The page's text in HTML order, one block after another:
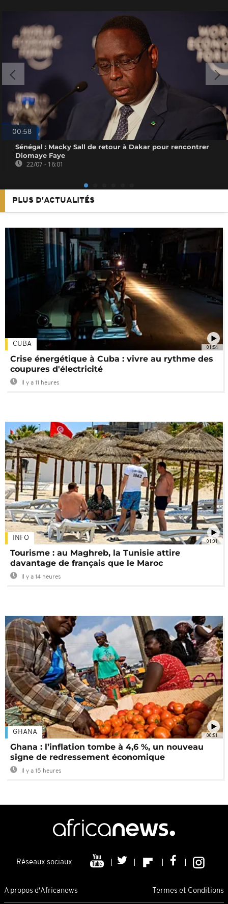
00:58
Sénégal : Macky Sall de retour à Dakar pour rencontrer
Diomaye Faye
22/07 - 16:01
PLUS D'ACTUALITÉS
01:54
CUBA
Crise énergétique à Cuba : vivre au rythme des
coupures d'électricité
Il y a 11 heures
01:01
INFO
Tourisme : au Maghreb, la Tunisie attire
davantage de français que le Maroc
Il y a 14 heures
00:51
GHANA
Ghana : l’inflation tombe à 4,6 %, un nouveau
signe de redressement économique
Il y a 15 heures
Réseaux sociaux
A propos d'Africanews Termes et Conditions